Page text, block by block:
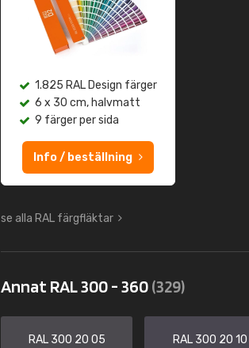
1.825 RAL Design färger
6 x 30 cm, halvmatt
9 färger per sida
Info / beställning
se alla RAL färgfläktar
Annat RAL 300 - 360(329)
RAL 300 20 05 RAL 300 20 10